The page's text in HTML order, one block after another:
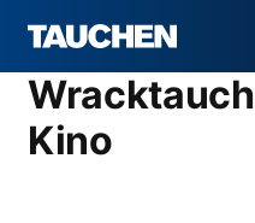
Kino